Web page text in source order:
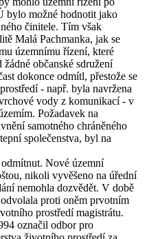
bylo možné hodnotit jako
činitele. Tím však
Malá Pachmanka, jak se
územnímu řízení, které
občanské sdružení
dokonce odmítl, přestože se
- např. byla navržena
vody z komunikací - v
Požadavek na
samotného chráněného
společenstva, byl na
Nové územní
nikoli vyvěšeno na úřední
nemohla dozvědět. V době
proti oněm prvotním
prostředí magistrátu.
označil odbor pro